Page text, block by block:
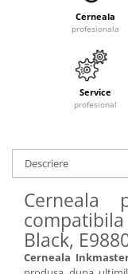
Cerneala
profesionala
Service
profesional
Descriere
Cerneala
Black,
Cerneala